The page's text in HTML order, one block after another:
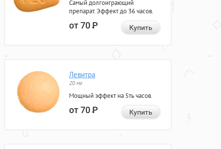
Самый долгоиграющий
препарат. Эффект до 36 часов.
от 70Р Купить
Левитра
20 мг
Мощный эффект на 5ть часов.
от 70Р Купить